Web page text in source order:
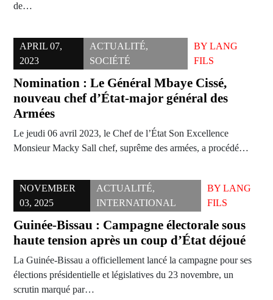
de…
APRIL 07,
2023
ACTUALITÉ,
SOCIÉTÉ
BY LANG
FILS
Nomination : Le Général Mbaye Cissé,
nouveau chef d’État-major général des
Armées
Le jeudi 06 avril 2023, le Chef de l’État Son Excellence
Monsieur Macky Sall chef, suprême des armées, a procédé…
NOVEMBER
03, 2025
ACTUALITÉ,
INTERNATIONAL
BY LANG
FILS
Guinée-Bissau : Campagne électorale sous
haute tension après un coup d’État déjoué
La Guinée-Bissau a officiellement lancé la campagne pour ses
élections présidentielle et législatives du 23 novembre, un
scrutin marqué par…